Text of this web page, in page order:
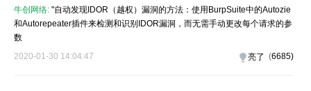
牛创网络: "自动发现IDOR（越权）漏洞的方法：使用BurpSuite中的Autozie
和Autorepeater插件来检测和识别IDOR漏洞，而无需手动更改每个请求的参
数
2020-01-30 14:04:47
)
6685
(
亮了